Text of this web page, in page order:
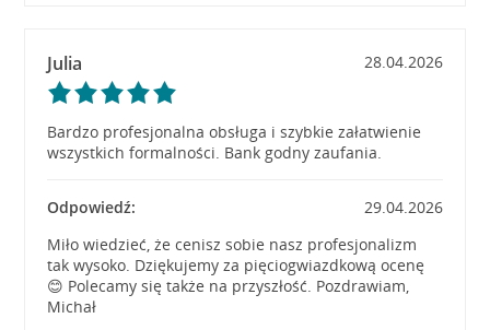
Julia 28.04.2026
Bardzo profesjonalna obsługa i szybkie załatwienie
wszystkich formalności. Bank godny zaufania.
Odpowiedź:
29.04.2026
Miło wiedzieć, że cenisz sobie nasz profesjonalizm
tak wysoko. Dziękujemy za pięciogwiazdkową ocenę
😊 Polecamy się także na przyszłość. Pozdrawiam,
Michał